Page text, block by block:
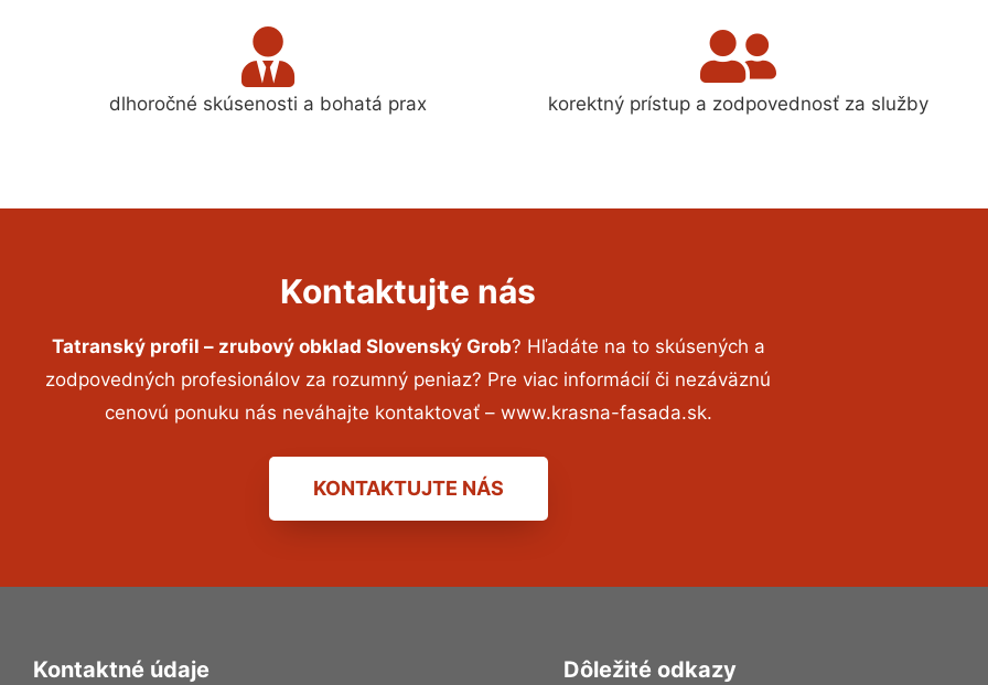
dlhoročné skúsenosti a bohatá prax korektný prístup a zodpovednosť za služby
Kontaktujte nás
Tatranský profil – zrubový obklad Slovenský Grob? Hľadáte na to skúsených a
zodpovedných profesionálov za rozumný peniaz? Pre viac informácií či nezáväznú
cenovú ponuku nás neváhajte kontaktovať – www.krasna-fasada.sk.
KONTAKTUJTE NÁS
Kontaktné údaje Dôležité odkazy